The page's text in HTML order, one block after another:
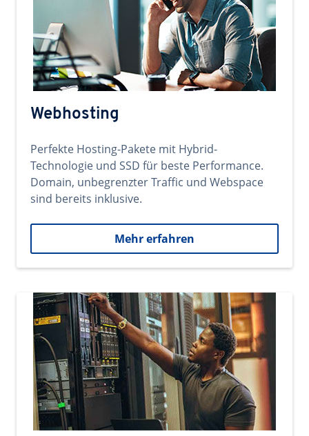
Webhosting
Perfekte Hosting-Pakete mit Hybrid-
Technologie und SSD für beste Performance.
Domain, unbegrenzter Traffic und Webspace
sind bereits inklusive.
Mehr erfahren